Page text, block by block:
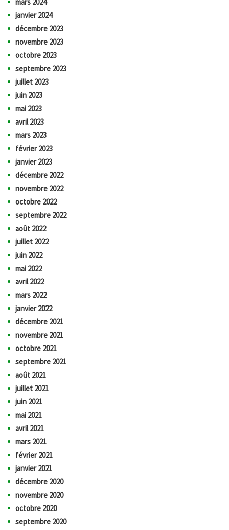
janvier 2024
décembre 2023
novembre 2023
octobre 2023
septembre 2023
juillet 2023
juin 2023
mai 2023
avril 2023
mars 2023
février 2023
janvier 2023
décembre 2022
novembre 2022
octobre 2022
septembre 2022
août 2022
juillet 2022
juin 2022
mai 2022
avril 2022
mars 2022
janvier 2022
décembre 2021
novembre 2021
octobre 2021
septembre 2021
août 2021
juillet 2021
juin 2021
mai 2021
avril 2021
mars 2021
février 2021
janvier 2021
décembre 2020
novembre 2020
octobre 2020
septembre 2020